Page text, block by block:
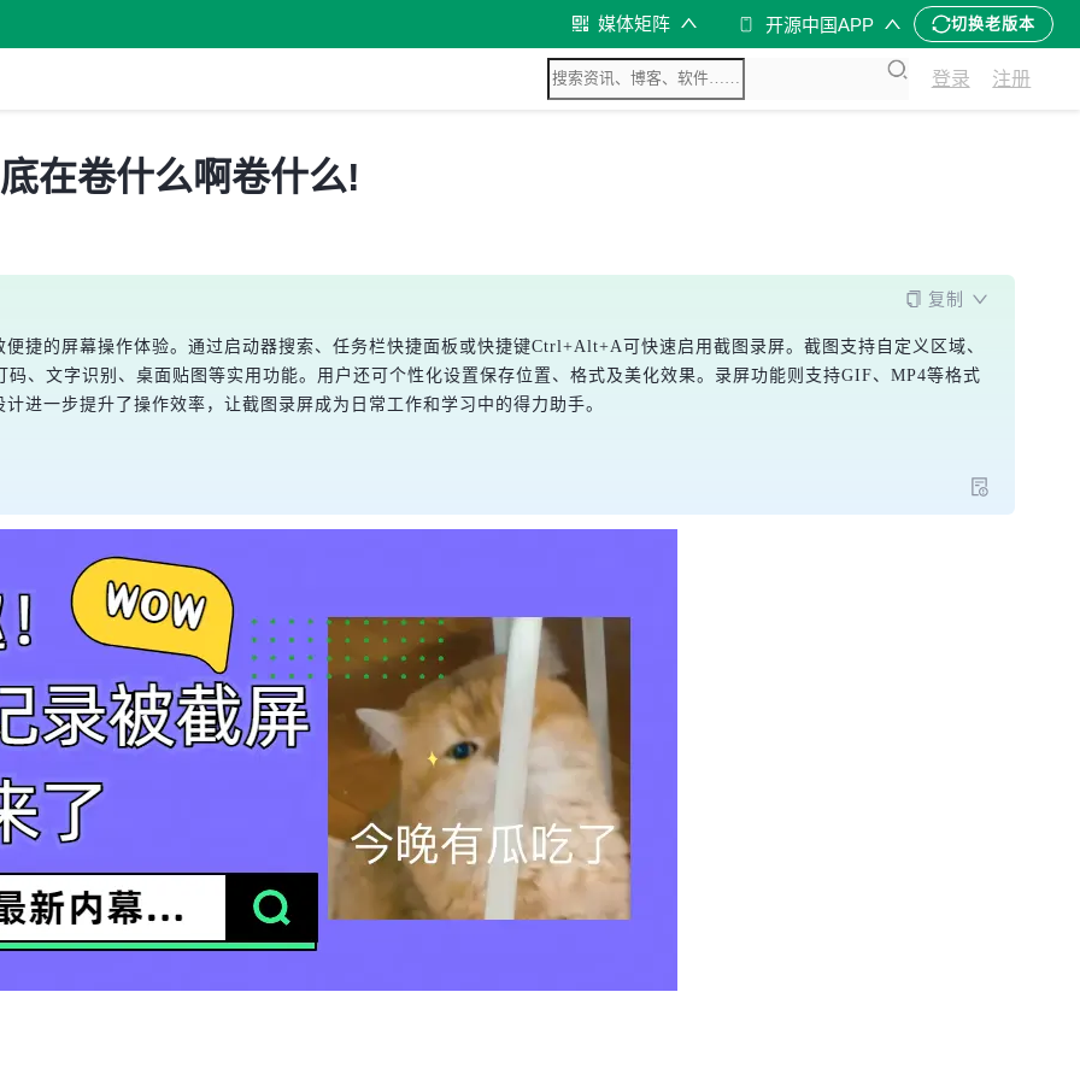
媒体矩阵 开源中国APP 切换老版本
登录 注册
在卷什么啊卷什么!
复制
捷的屏幕操作体验。通过启动器搜索、任务栏快捷面板或快捷键Ctrl+Alt+A可快速启用截图录屏。截图支持自定义区域、
、文字识别、桌面贴图等实用功能。用户还可个性化设置保存位置、格式及美化效果。录屏功能则支持GIF、MP4等格式
进一步提升了操作效率，让截图录屏成为日常工作和学习中的得力助手。